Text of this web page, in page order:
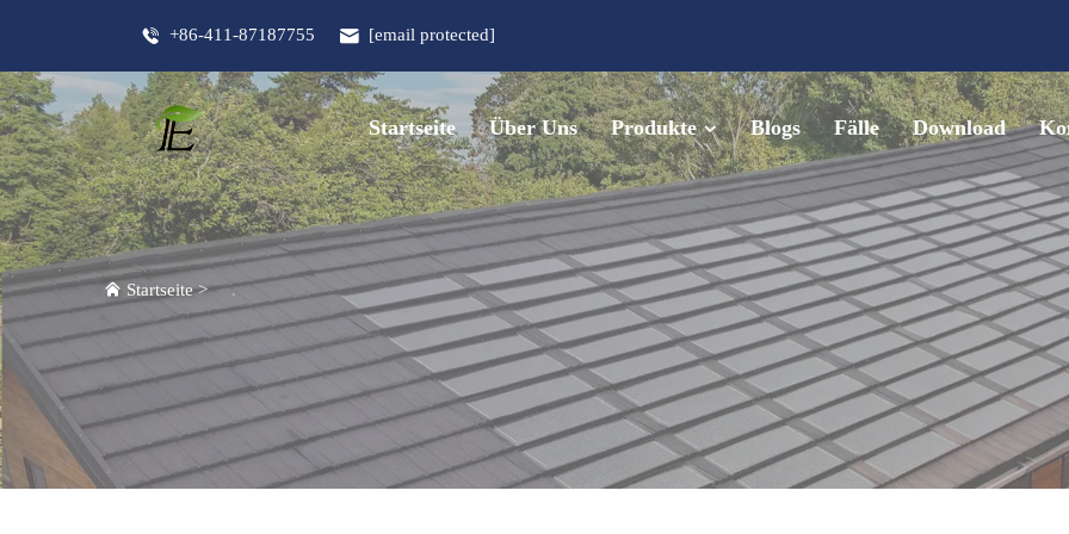
+86-411-87187755 [email protected]
Startseite Über Uns Produkte Blogs Fälle Download
Startseite>